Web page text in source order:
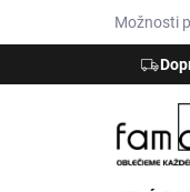
Možnosti